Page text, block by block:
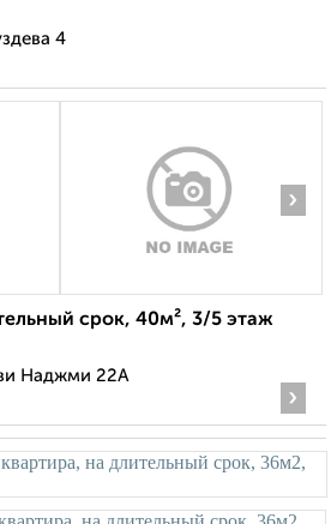
4
›
срок, 40м², 3/5 этаж
Наджми 22А
›